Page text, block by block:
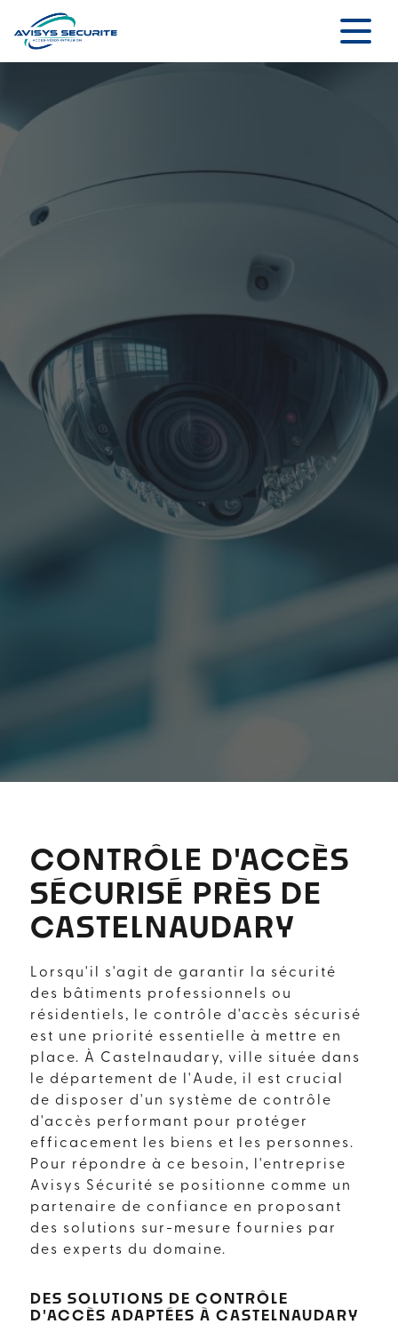
CONTRÔLE D'ACCÈS
SÉCURISÉ PRÈS DE
CASTELNAUDARY
Lorsqu'il s'agit de garantir la sécurité
des bâtiments professionnels ou
résidentiels, le contrôle d'accès sécurisé
est une priorité essentielle à mettre en
place. À Castelnaudary, ville située dans
le département de l'Aude, il est crucial
de disposer d'un système de contrôle
d'accès performant pour protéger
efficacement les biens et les personnes.
Pour répondre à ce besoin, l'entreprise
Avisys Sécurité se positionne comme un
partenaire de confiance en proposant
des solutions sur-mesure fournies par
des experts du domaine.
DES SOLUTIONS DE CONTRÔLE
D'ACCÈS ADAPTÉES À CASTELNAUDARY
Panneau de gestion des cookies